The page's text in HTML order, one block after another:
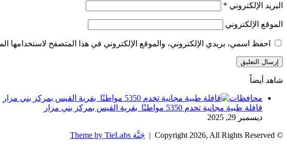
البريد الإلكتروني *
الموقع الإلكتروني
احفظ اسمي، بريدي الإلكتروني، والموقع الإلكتروني في هذا المتصفح لاستخدامها
شاهد أيضاً
محافظات
قافلة طبية مجانية تخدم 5350 مواطنًا بقرية القيس بمركز بني مزار
ديسمبر 29, 2025
© Copyright 2026, All Rights Reserved |
جَنَّة Theme by TieLabs